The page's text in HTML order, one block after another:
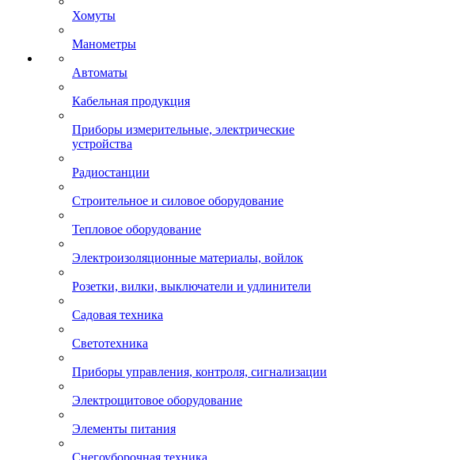
Хомуты
Манометры
Автоматы
Кабельная продукция
Приборы измерительные, электрические
устройства
Радиостанции
Строительное и силовое оборудование
Тепловое оборудование
Электроизоляционные материалы, войлок
Розетки, вилки, выключатели и удлинители
Садовая техника
Светотехника
Приборы управления, контроля, сигнализации
Электрощитовое оборудование
Элементы питания
Снегоуборочная техника